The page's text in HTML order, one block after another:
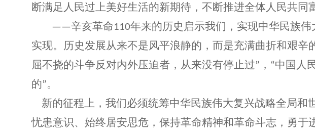
断满足人民过上美好生活的新期待，不断推进全体人民共同
——辛亥革命110年来的历史启示我们，实现中华民族
实现。历史发展从来不是风平浪静的，而是充满曲折和艰辛
屈不挠的斗争反对内外压迫者，从来没有停止过” ， “中国人
的”。
新的征程上，我们必须统筹中华民族伟大复兴战略全局和
忧患意识、始终居安思危，保持革命精神和革命斗志，勇